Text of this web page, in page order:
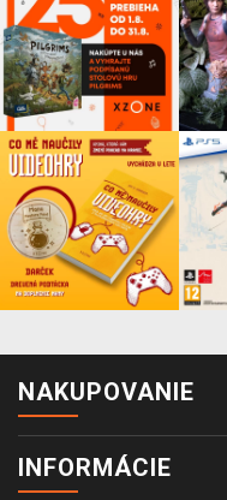
NAKUPOVANIE
INFORMÁCIE